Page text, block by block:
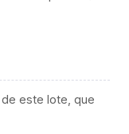
este lote, que